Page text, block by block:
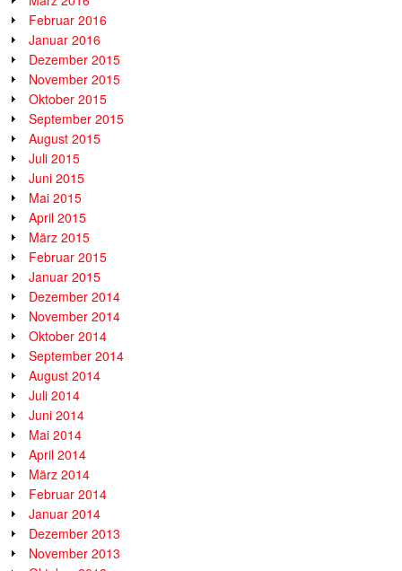
Februar 2016
Januar 2016
Dezember 2015
November 2015
Oktober 2015
September 2015
August 2015
Juli 2015
Juni 2015
Mai 2015
April 2015
März 2015
Februar 2015
Januar 2015
Dezember 2014
November 2014
Oktober 2014
September 2014
August 2014
Juli 2014
Juni 2014
Mai 2014
April 2014
März 2014
Februar 2014
Januar 2014
Dezember 2013
November 2013